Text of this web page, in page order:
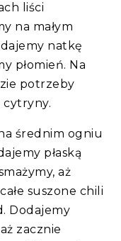
liści
na małym
natkę
płomień. Na
potrzeby
cytryny.
średnim ogniu
płaską
aż
suszone chili
Dodajemy
zacznie